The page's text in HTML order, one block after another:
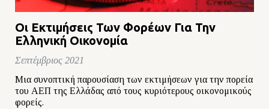
Οι Εκτιμήσεις Των Φορέων Για Την
Ελληνική Οικονομία
Σεπτέμβριος 2021
Μια συνοπτική παρουσίαση των εκτιμήσεων για την πορεία
του ΑΕΠ της Ελλάδας από τους κυριότερους οικονομικούς
φορείς.